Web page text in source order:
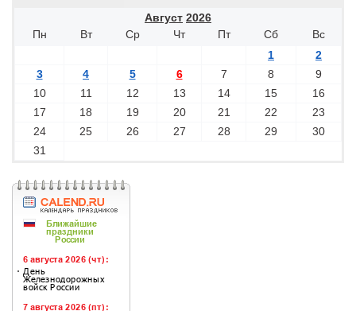
Август 2026
Пн
Вт Ср Чт Пт Сб
Вс
1
2
3
4 5 6 7 8
9
10
11 12 13 14 15
16
17
18 19 20 21 22
23
24
25 26 27 28 29
30
31